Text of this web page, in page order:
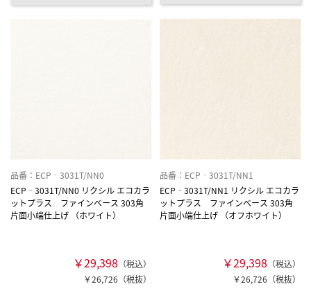
品番：ECP‐3031T/NN0
ECP‐3031T/NN0 リクシル エコカラ
ットプラス ファインべース 303角
片面小端仕上げ （ホワイト）
￥29,398 （税込）
￥26,726（税抜）
品番：ECP‐3031T/NN1
ECP‐3031T/NN1 リクシル エコカラ
ットプラス ファインべース 303角
片面小端仕上げ （オフホワイト）
￥29,398 （税込）
￥26,726（税抜）